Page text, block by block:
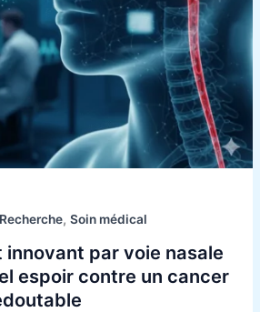
Recherche, Soin médical
par voie nasale
espoir contre un cancer